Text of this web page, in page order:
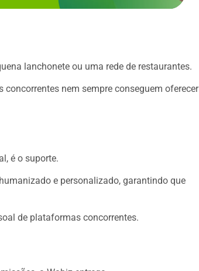
lanchonete ou uma rede de restaurantes.
nem sempre conseguem oferecer
é o suporte.
e personalizado, garantindo que
de plataformas concorrentes.